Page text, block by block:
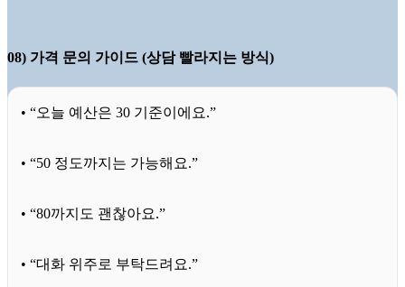
08) 가격 문의 가이드 (상담 빨라지는 방식)
• “오늘 예산은 30 기준이에요.”
• “50 정도까지는 가능해요.”
• “80까지도 괜찮아요.”
• “대화 위주로 부탁드려요.”